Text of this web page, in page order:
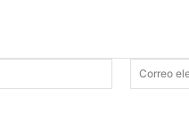
Nombre:*